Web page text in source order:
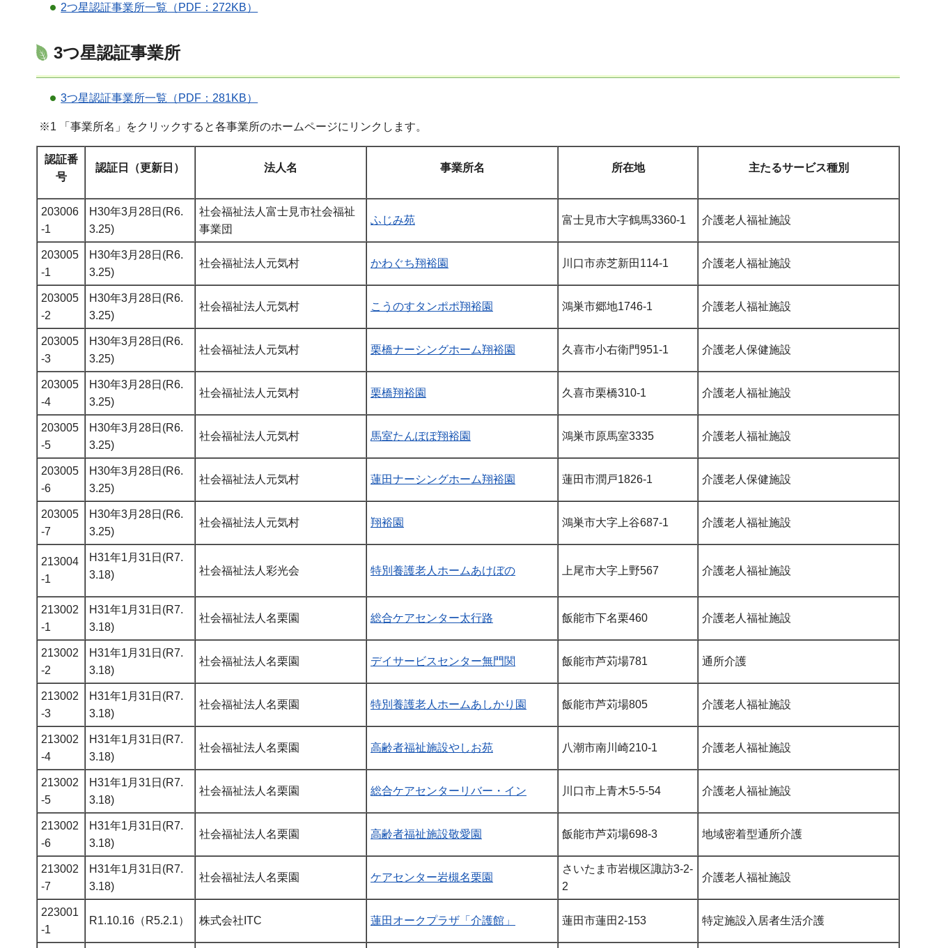
2つ星認証事業所一覧（PDF：272KB）
3つ星認証事業所
3つ星認証事業所一覧（PDF：281KB）
※1 「事業所名」をクリックすると各事業所のホームページにリンクします。
認証番
号
認証日（更新日） 法人名 事業所名 所在地 主たるサービス種別
203006
-1
H30年3月28日(R6.
3.25)
社会福祉法人富士見市社会福祉
事業団
ふじみ苑 富士見市大字鶴馬3360-1 介護老人福祉施設
203005
-1
H30年3月28日(R6.
3.25)
社会福祉法人元気村 かわぐち翔裕園 川口市赤芝新田114-1 介護老人福祉施設
203005
-2
H30年3月28日(R6.
3.25)
社会福祉法人元気村 こうのすタンポポ翔裕園 鴻巣市郷地1746-1 介護老人福祉施設
203005
-3
H30年3月28日(R6.
3.25)
社会福祉法人元気村 栗橋ナーシングホーム翔裕園 久喜市小右衛門951-1 介護老人保健施設
203005
-4
H30年3月28日(R6.
3.25)
社会福祉法人元気村 栗橋翔裕園 久喜市栗橋310-1 介護老人福祉施設
203005
-5
H30年3月28日(R6.
3.25)
社会福祉法人元気村 馬室たんぽぽ翔裕園 鴻巣市原馬室3335 介護老人福祉施設
203005
-6
H30年3月28日(R6.
3.25)
社会福祉法人元気村 蓮田ナーシングホーム翔裕園 蓮田市潤戸1826-1 介護老人保健施設
203005
-7
H30年3月28日(R6.
3.25)
社会福祉法人元気村 翔裕園 鴻巣市大字上谷687-1 介護老人福祉施設
213004
-1
H31年1月31日(R7.
3.18)
社会福祉法人彩光会 特別養護老人ホームあけぼの 上尾市大字上野567 介護老人福祉施設
213002
-1
H31年1月31日(R7.
3.18)
社会福祉法人名栗園 総合ケアセンター太行路 飯能市下名栗460 介護老人福祉施設
213002
-2
H31年1月31日(R7.
3.18)
社会福祉法人名栗園 デイサービスセンター無門関 飯能市芦苅場781 通所介護
213002
-3
H31年1月31日(R7.
3.18)
社会福祉法人名栗園 特別養護老人ホームあしかり園 飯能市芦苅場805 介護老人福祉施設
213002
-4
H31年1月31日(R7.
3.18)
社会福祉法人名栗園 高齢者福祉施設やしお苑 八潮市南川崎210-1 介護老人福祉施設
213002
-5
H31年1月31日(R7.
3.18)
社会福祉法人名栗園 総合ケアセンターリバー・イン 川口市上青木5-5-54 介護老人福祉施設
213002
-6
H31年1月31日(R7.
3.18)
社会福祉法人名栗園 高齢者福祉施設敬愛園 飯能市芦苅場698-3 地域密着型通所介護
213002
-7
H31年1月31日(R7.
3.18)
社会福祉法人名栗園 ケアセンター岩槻名栗園
さいたま市岩槻区諏訪3-2-
2
介護老人福祉施設
223001
-1
R1.10.16（R5.2.1） 株式会社ITC 蓮田オークプラザ「介護館」 蓮田市蓮田2-153 特定施設入居者生活介護